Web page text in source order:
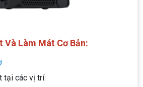
Và Làm Mát Cơ Bản:
tại các vị trí: